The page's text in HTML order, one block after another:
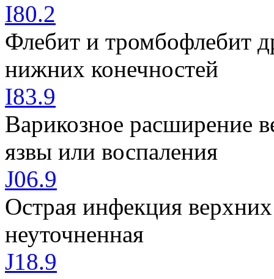
I80.2
Флебит и тромбофлебит
нижних конечностей
I83.9
Варикозное расширение
язвы или воспаления
J06.9
Острая инфекция
неуточненная
J18.9